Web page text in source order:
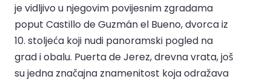
je vidljivo u njegovim povijesnim zgradama
poput Castillo de Guzmán el Bueno, dvorca iz
10. stoljeća koji nudi panoramski pogled na
grad i obalu. Puerta de Jerez, drevna vrata, još
su jedna značajna znamenitost koja odražava